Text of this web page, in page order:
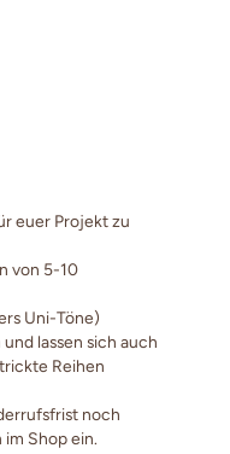
euer Projekt zu
von 5-10
Uni-Töne)
lassen sich auch
Reihen
noch
Shop ein.